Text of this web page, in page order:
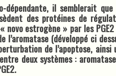
dépendante, il semblerait
des protéines de
novo estrogène » par les
(développé ci
de l’apoptose, ainsi
deux systèmes :